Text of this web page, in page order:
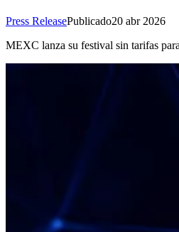
Press ReleasePublicado20 abr 2026
MEXC lanza su festival sin tarifas